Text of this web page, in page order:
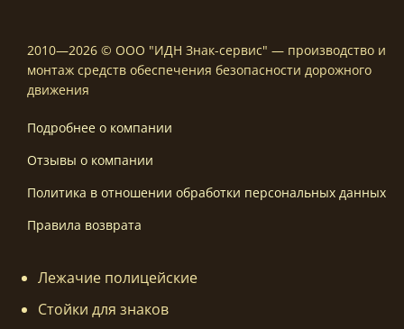
2010—2026 © ООО "ИДН Знак-сервис" — производство и
монтаж средств обеспечения безопасности дорожного
движения
Подробнее о компании
Отзывы о компании
Политика в отношении обработки персональных данных
Правила возврата
Лежачие полицейские
Стойки для знаков